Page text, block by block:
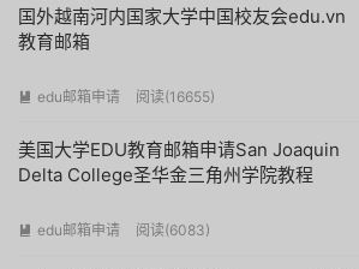
国外越南河内国家大学中国校友会edu.vn
教育邮箱
 edu邮箱申请 阅读(16655)
美国大学EDU教育邮箱申请San Joaquin
Delta College圣华金三角州学院教程
 edu邮箱申请 阅读(6083)